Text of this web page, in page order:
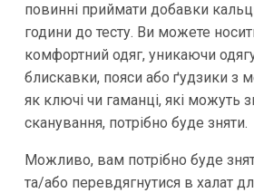
повинні приймати добавки
години до тесту. Ви можете
комфортний одяг, уникаючи
блискавки, пояси або ґудзики з
як ключі чи гаманці, які можуть
сканування, потрібно буде зняти.
Можливо, вам потрібно буде
та/або перевдягнутися в халат